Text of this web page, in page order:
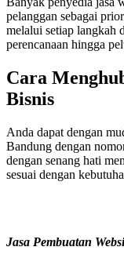
pelanggan sebagai
melalui setiap langkah
perencanaan hingga
Cara
Bisnis
Anda dapat dengan
Bandung dengan
dengan senang hati
sesuai dengan
Jasa Pembuatan